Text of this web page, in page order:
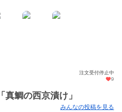
注文受付停止中
9
鯛の西京漬け」
みんなの投稿を見る